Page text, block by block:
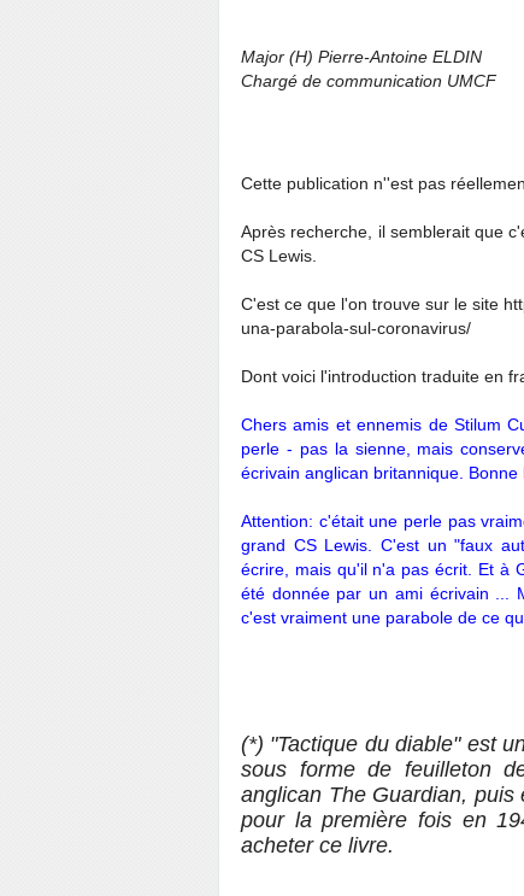
Major (H) Pierre-Antoine ELDIN
Chargé de communication UMCF
Cette publication n''est pas
Après recherche, il semblerait que
CS Lewis.
C'est ce que l'on trouve sur le site
una-parabola-sul-coronavirus/
Dont voici l'introduction traduite en
Chers amis et ennemis de Stilum
perle - pas la sienne, mais
écrivain anglican britannique.
Attention: c'était une perle pas
grand CS Lewis. C'est un "faux
écrire, mais qu'il n'a pas écrit. Et à
été donnée par un ami écrivain ...
c'est vraiment une parabole de ce
(*) "Tactique du diable" est
sous forme de feuilleton
anglican The Guardian,
pour la première fois en
acheter ce livre.